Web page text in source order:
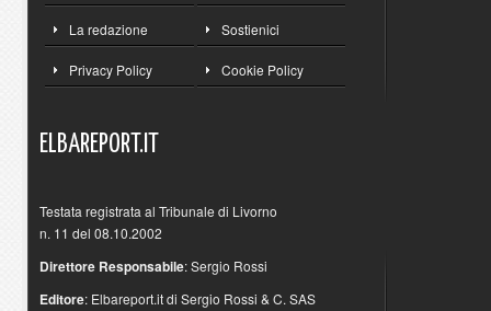
La redazione Sostienici
Privacy Policy Cookie Policy
ELBAREPORT.IT
Testata registrata al Tribunale di Livorno
n. 11 del 08.10.2002
Direttore Responsabile: Sergio Rossi
Editore: Elbareport.it di Sergio Rossi & C. SAS